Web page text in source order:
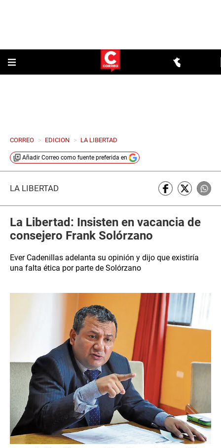
CORREO > EDICION > LA LIBERTAD
Añadir Correo como fuente preferida en
LA LIBERTAD
La Libertad: Insisten en vacancia de
consejero Frank Solórzano
Ever Cadenillas adelanta su opinión y dijo que existiría
una falta ética por parte de Solórzano